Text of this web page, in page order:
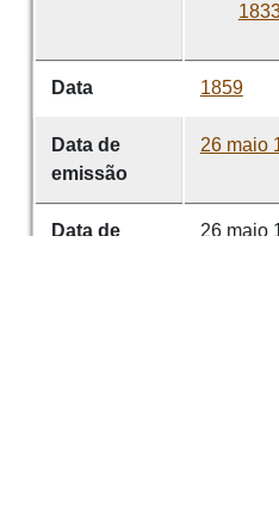
Data 1859
Data de
emissão
26 maio
Data de
26 maio